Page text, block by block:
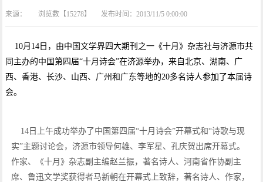
来源： 浏览数【15278】 发布时间：2013/11/5 0:00:00
10月14日，由中国文学界四大期刊之一《十月》杂志社与济源市共
同主办的中国第四届“十月诗会”在济源举办，来自北京、湖南、广
西、香港、长沙、山西、广州和广东等地的20多名诗人参加了本届诗
会。
14日上午成功举办了中国第四届“十月诗会”开幕式和“诗歌与现
实”主题讨论会，济源市领导何雄、李军星、孔庆贺出席开幕式。
作家、《十月》杂志副主编赵兰振，著名诗人、河南省作协副主
席、鲁迅文学奖获得者马新朝在开幕式上致辞，著名诗人、作家，